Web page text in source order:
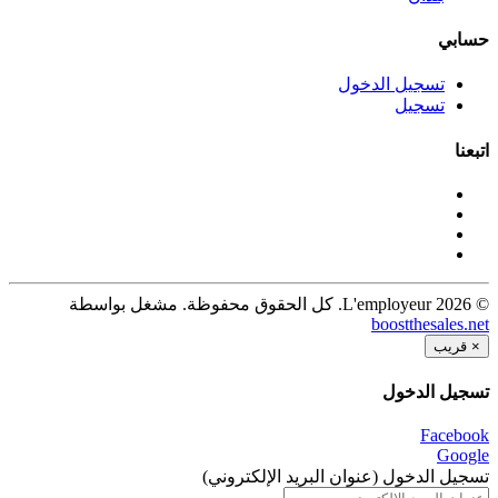
حسابي
تسجيل الدخول
تسجيل
اتبعنا
© 2026 L'employeur. كل الحقوق محفوظة. مشغل بواسطة
boostthesales.net
× قريب
تسجيل الدخول
Facebook
Google
تسجيل الدخول (عنوان البريد الإلكتروني)